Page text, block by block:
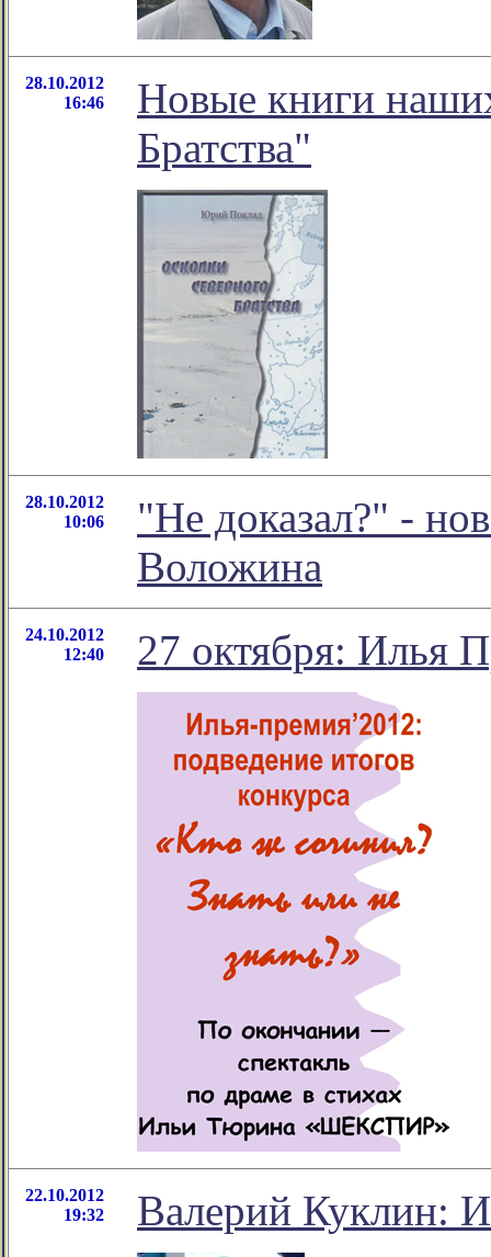
28.10.2012
16:46
Новые книги
Братства"
28.10.2012
10:06
"Не доказал?" -
Воложина
24.10.2012
12:40
27 октября: Илья
22.10.2012
19:32
Валерий